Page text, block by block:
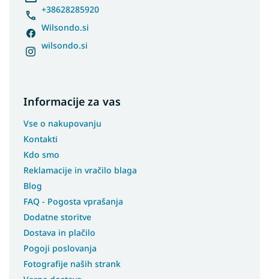
+38628285920
Wilsondo.si
wilsondo.si
Informacije za vas
Vse o nakupovanju
Kontakti
Kdo smo
Reklamacije in vračilo blaga
Blog
FAQ - Pogosta vprašanja
Dodatne storitve
Dostava in plačilo
Pogoji poslovanja
Fotografije naših strank